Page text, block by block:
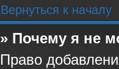
Вернуться к началу
» Почему я не
Право